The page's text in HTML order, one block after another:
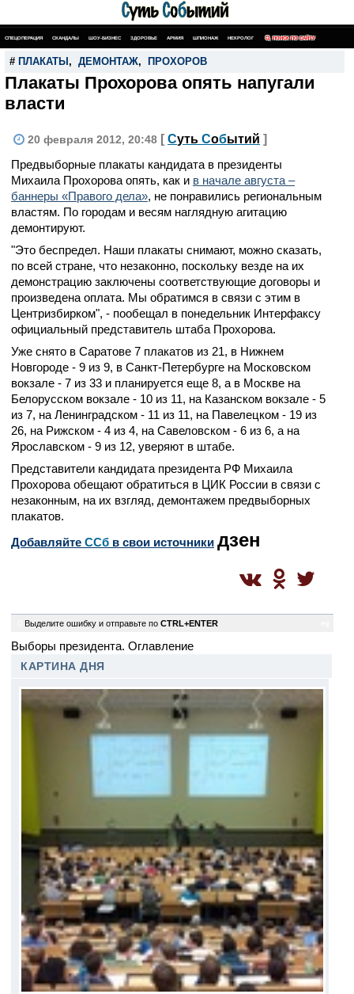
СПЕЦОПЕРАЦИЯ СКАНДАЛЫ ШОУ-БИЗНЕС ЗДОРОВЬЕ АРМИЯ ШПИОНАЖ НЕКРОЛОГ ПОИСК ПО САЙТУ
# ПЛАКАТЫ , ДЕМОНТАЖ, ПРОХОРОВ
Плакаты Прохорова опять напугали
власти
20 февраля 2012, 20:48 [ Суть Событий ]
Предвыборные плакаты кандидата в президенты
Михаила Прохорова опять, как и в начале августа –
баннеры «Правого дела», не понравились региональным
властям. По городам и весям наглядную агитацию
демонтируют.
"Это беспредел. Наши плакаты снимают, можно сказать,
по всей стране, что незаконно, поскольку везде на их
демонстрацию заключены соответствующие договоры и
произведена оплата. Мы обратимся в связи с этим в
Центризбирком", - пообещал в понедельник Интерфаксу
официальный представитель штаба Прохорова.
Уже снято в Саратове 7 плакатов из 21, в Нижнем
Новгороде - 9 из 9, в Санкт-Петербурге на Московском
вокзале - 7 из 33 и планируется еще 8, а в Москве на
Белорусском вокзале - 10 из 11, на Казанском вокзале - 5
из 7, на Ленинградском - 11 из 11, на Павелецком - 19 из
26, на Рижском - 4 из 4, на Савеловском - 6 из 6, а на
Ярославском - 9 из 12, уверяют в штабе.
Представители кандидата президента РФ Михаила
Прохорова обещают обратиться в ЦИК России в связи с
незаконным, на их взгляд, демонтажем предвыборных
плакатов.
Добавляйте CСб в свои источники дзен
Выделите ошибку и отправьте по CTRL+ENTER
Выборы президента. Оглавление
КАРТИНА ДНЯ